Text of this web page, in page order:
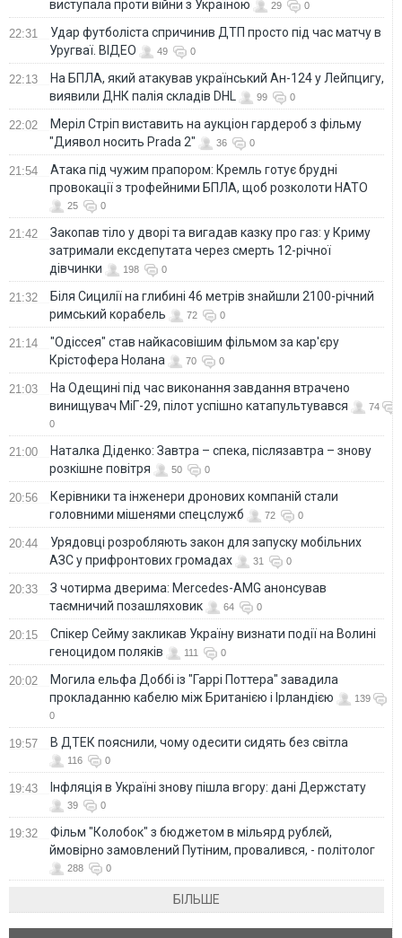
виступала проти війни з Україною
29 0
22:31
Удар футболіста спричинив ДТП просто під час матчу в
Уругваї. ВІДЕО
49 0
22:13
На БПЛА, який атакував український Ан-124 у Лейпцигу,
виявили ДНК палія складів DHL
99 0
22:02
Меріл Стріп виставить на аукціон гардероб з фільму
"Диявол носить Prada 2"
36 0
21:54
Атака під чужим прапором: Кремль готує брудні
провокації з трофейними БПЛА, щоб розколоти НАТО
25 0
21:42
Закопав тіло у дворі та вигадав казку про газ: у Криму
затримали ексдепутата через смерть 12-річної
дівчинки
198 0
21:32
Біля Сицилії на глибині 46 метрів знайшли 2100-річний
римський корабель
72 0
21:14
"Одіссея" став найкасовішим фільмом за кар'єру
Крістофера Нолана
70 0
21:03
На Одещині під час виконання завдання втрачено
винищувач МіГ-29, пілот успішно катапультувався
74
0
21:00
Наталка Діденко: Завтра – спека, післязавтра – знову
розкішне повітря
50 0
20:56
Керівники та інженери дронових компаній стали
головними мішенями спецслужб
72 0
20:44
Урядовці розробляють закон для запуску мобільних
АЗС у прифронтових громадах
31 0
20:33
З чотирма дверима: Mercedes-AMG анонсував
таємничий позашляховик
64 0
20:15
Спікер Сейму закликав Україну визнати події на Волині
геноцидом поляків
111 0
20:02
Могила ельфа Доббі із "Гаррі Поттера" завадила
прокладанню кабелю між Британією і Ірландією
139
0
19:57 В ДТЕК пояснили, чому одесити сидять без світла
116 0
19:43 Інфляція в Україні знову пішла вгору: дані Держстату
39 0
19:32
Фільм "Колобок" з бюджетом в мільярд рублєй,
ймовірно замовлений Путіним, провалився, - політолог
288 0
БІЛЬШЕ